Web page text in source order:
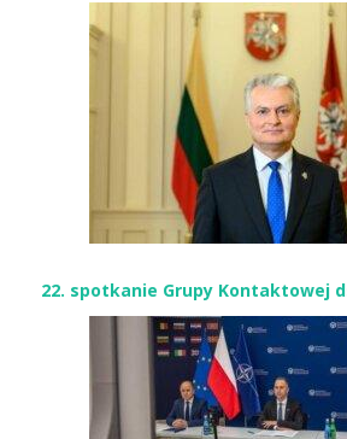
22. spotkanie Grupy Kontaktowej